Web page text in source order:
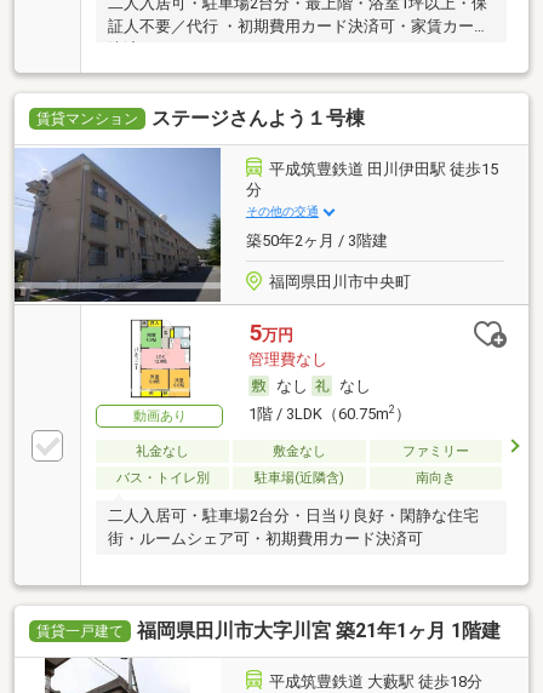
証人不要／代行 ・初期費用カード決済可・家賃カード
賃貸マンション ステージさんよう１号棟
平成筑豊鉄道 田川伊田駅 徒歩15
分
その他の交通
築50年2ヶ月 / 3階建
福岡県田川市中央町
動画あり
5万円
管理費なし
なし
なし
1階 / 3LDK（60.75m2）
礼金なし 敷金なし
ファミリー
バス・トイレ別
駐車場(近隣含) 南向き
二人入居可・駐車場2台分・日当り良好・閑静な住宅
街・ルームシェア可・初期費用カード決済可
賃貸一戸建て 福岡県田川市大字川宮 築21年1ヶ月 1階建
平成筑豊鉄道 大藪駅 徒歩18分